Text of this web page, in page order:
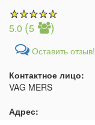
5.0 (5 )
Оставить отзыв!
Контактное лицо:
VAG MERS
Адрес: